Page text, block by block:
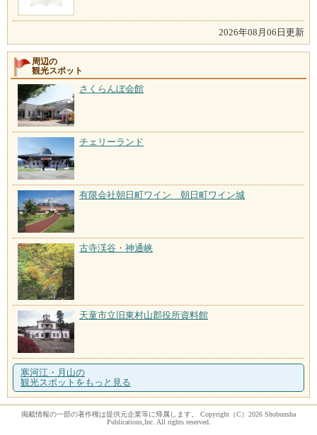
2026年08月06日更新
周辺の
観光スポット
さくらんぼ会館
チェリーランド
有限会社朝日町ワイン 朝日町ワイン城
古寺渓谷・神通峡
天童市立旧東村山郡役所資料館
寒河江・月山の
観光スポットをもっと見る
掲載情報の一部の著作権は提供元企業等に帰属します。 Copyright（C）2026 Shobunsha
Publications,Inc. All rights reserved.